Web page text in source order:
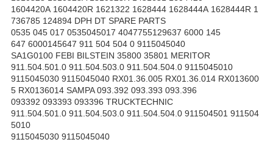
1604420A 1604420R 1621322 1628444 1628444A 1628444R 1
736785 124894 DPH DT SPARE PARTS
0535 045 017 0535045017 4047755129637 6000 145
647 6000145647 911 504 504 0 9115045040
SA1G0100 FEBI BILSTEIN 35800 35801 MERITOR
911.504.501.0 911.504.503.0 911.504.504.0 9115045010
9115045030 9115045040 RX01.36.005 RX01.36.014 RX013600
5 RX0136014 SAMPA 093.392 093.393 093.396
093392 093393 093396 TRUCKTECHNIC
911.504.501.0 911.504.503.0 911.504.504.0 911504501 911504
5010
9115045030 9115045040